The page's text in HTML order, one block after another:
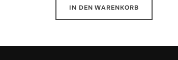
IN DEN WARENKORB